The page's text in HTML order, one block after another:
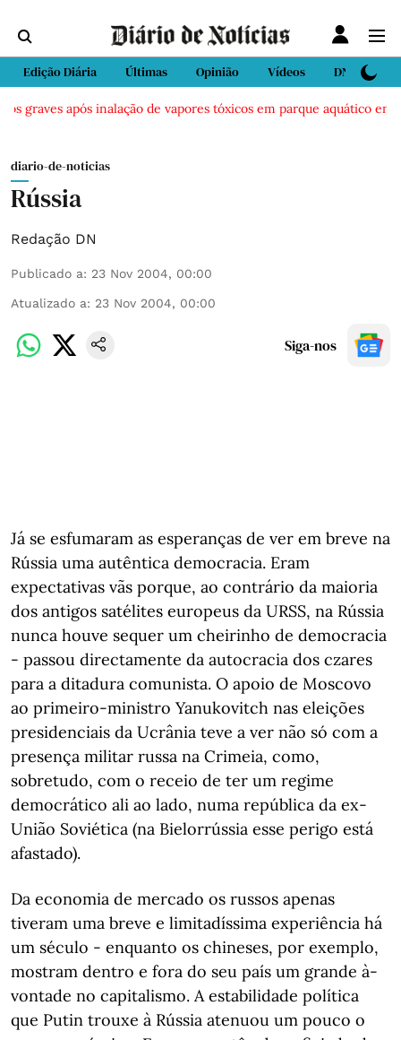
Edição Diária Últimas Opinião Vídeos DN Sport
graves após inalação de vapores tóxicos em parque aquático em
diario-de-noticias
Rússia
Redação DN
Publicado a: 23 Nov 2004, 00:00
Atualizado a: 23 Nov 2004, 00:00
Siga-nos
Já se esfumaram as esperanças de ver em breve na
Rússia uma autêntica democracia. Eram
expectativas vãs porque, ao contrário da maioria
dos antigos satélites europeus da URSS, na Rússia
nunca houve sequer um cheirinho de democracia
- passou directamente da autocracia dos czares
para a ditadura comunista. O apoio de Moscovo
ao primeiro-ministro Yanukovitch nas eleições
presidenciais da Ucrânia teve a ver não só com a
presença militar russa na Crimeia, como,
sobretudo, com o receio de ter um regime
democrático ali ao lado, numa república da ex-
União Soviética (na Bielorrússia esse perigo está
afastado).
Da economia de mercado os russos apenas
tiveram uma breve e limitadíssima experiência há
um século - enquanto os chineses, por exemplo,
mostram dentro e fora do seu país um grande à-
vontade no capitalismo. A estabilidade política
que Putin trouxe à Rússia atenuou um pouco o